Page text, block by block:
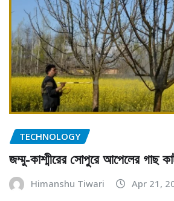
TECHNOLOGY
জম্মু-কাশ্মীরের সোপুরে আপেলের গাছ
Himanshu Tiwari Apr 21,